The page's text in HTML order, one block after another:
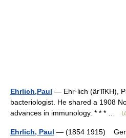
Ehrlich,Paul — Ehr·lich (ârʹlĭKH),
bacteriologist. He shared a 1908
advances in immunology. * * * …
Ehrlich, Paul — (1854 1915)